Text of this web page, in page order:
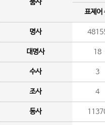
품사
표제어
명사
대명사 18
수사 3
조사 4
동사